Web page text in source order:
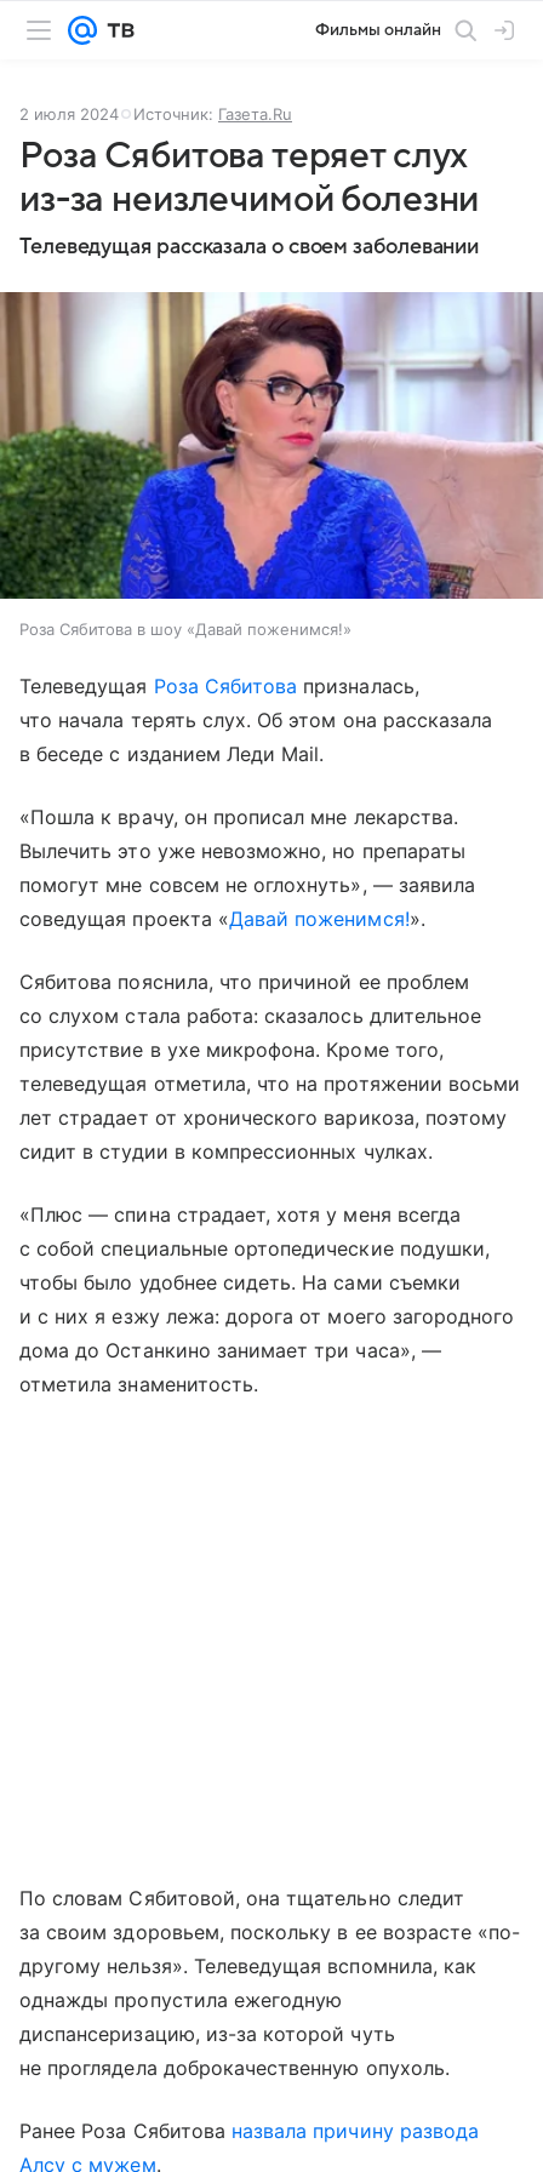
Фильмы онлайн
2 июля 2024 Источник: Газета.Ru
Роза Сябитова теряет слух
из-за неизлечимой болезни
Телеведущая рассказала о своем заболевании
Роза Сябитова в шоу «Давай поженимся!»
Телеведущая Роза Сябитова призналась,
что начала терять слух. Об этом она рассказала
в беседе с изданием Леди Mail.
«Пошла к врачу, он прописал мне лекарства.
Вылечить это уже невозможно, но препараты
помогут мне совсем не оглохнуть», — заявила
соведущая проекта «Давай поженимся!».
Сябитова пояснила, что причиной ее проблем
со слухом стала работа: сказалось длительное
присутствие в ухе микрофона. Кроме того,
телеведущая отметила, что на протяжении восьми
лет страдает от хронического варикоза, поэтому
сидит в студии в компрессионных чулках.
«Плюс — спина страдает, хотя у меня всегда
с собой специальные ортопедические подушки,
чтобы было удобнее сидеть. На сами съемки
и с них я езжу лежа: дорога от моего загородного
дома до Останкино занимает три часа», —
отметила знаменитость.
По словам Сябитовой, она тщательно следит
за своим здоровьем, поскольку в ее возрасте «по-
другому нельзя». Телеведущая вспомнила, как
однажды пропустила ежегодную
диспансеризацию, из-за которой чуть
не проглядела доброкачественную опухоль.
Ранее Роза Сябитова назвала причину развода
Алсу с мужем.